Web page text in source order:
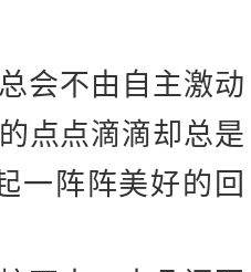
会不由自主激动
点点滴滴却总是
一阵阵美好的回